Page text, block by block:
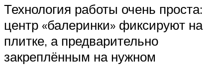
Технология работы очень проста:
центр «балеринки» фиксируют на
плитке, а предварительно
закреплённым на нужном